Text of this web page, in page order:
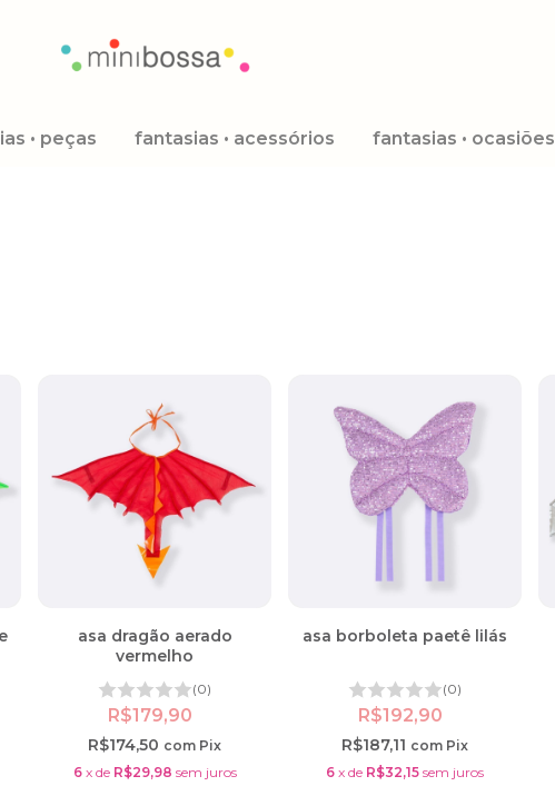
• peças fantasias • acessórios fantasias • ocasiões
asa dragão aerado
vermelho
(0)
R$179,90
R$174,50 com Pix
6 x de R$29,98 sem juros
asa borboleta paetê lilás
(0)
R$192,90
R$187,11 com Pix
6 x de R$32,15 sem juros